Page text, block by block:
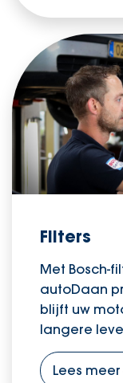
Filters
Met Bosch-
autoDaan
blijft uw
langere
Lees meer